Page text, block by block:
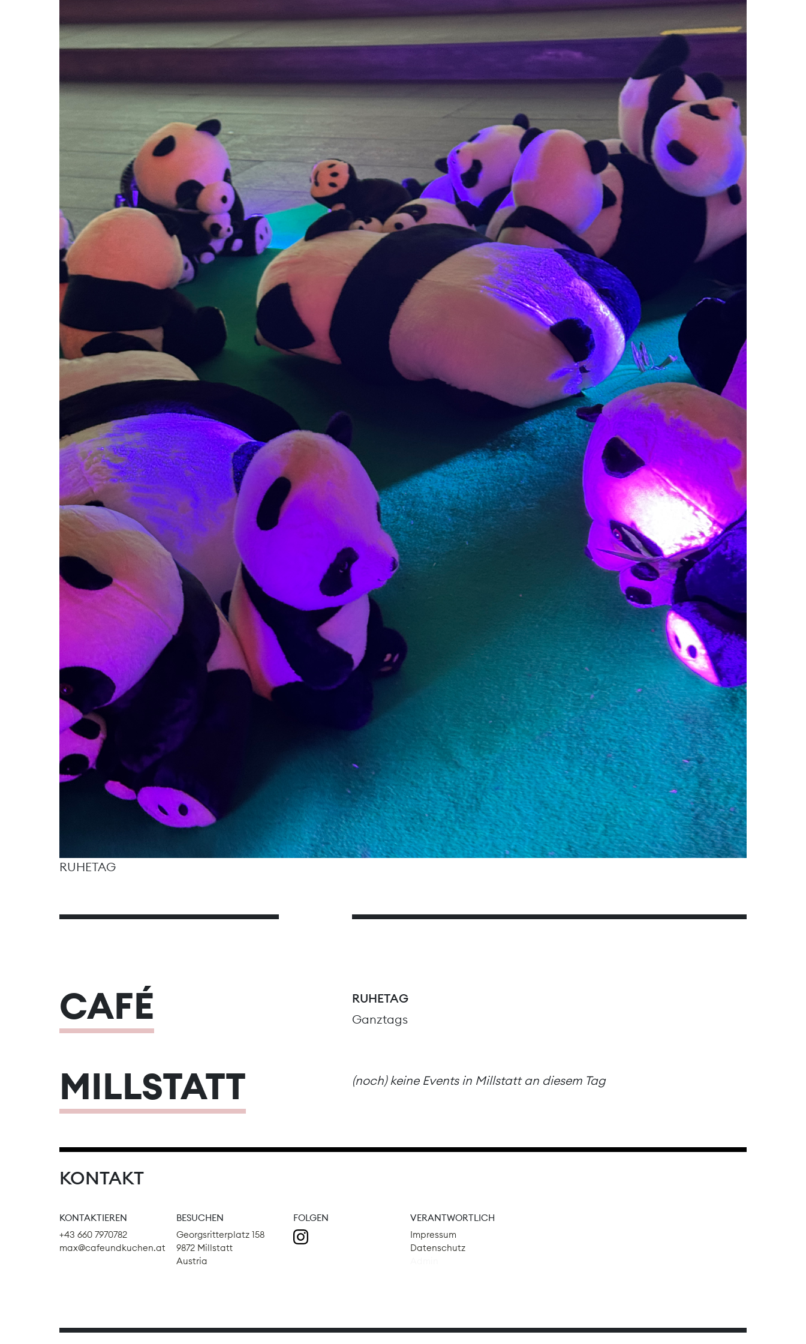
03
04 05 06 07 08
09
10
11 12 13 14 15
16
17
18 19 21 22
23
24
25 26 27 28
RUHETAG
CAFÉ
RUHETAG
Ganztags
MILLSTATT (noch) keine Events in Millstatt an diesem Tag
KONTAKT
KONTAKTIEREN
+43 660 7970782
max@cafeundkuchen.at
BESUCHEN
Georgsritterplatz 158
9872 Millstatt
Austria
FOLGEN
VERANTWORTLICH
Impressum
Datenschutz